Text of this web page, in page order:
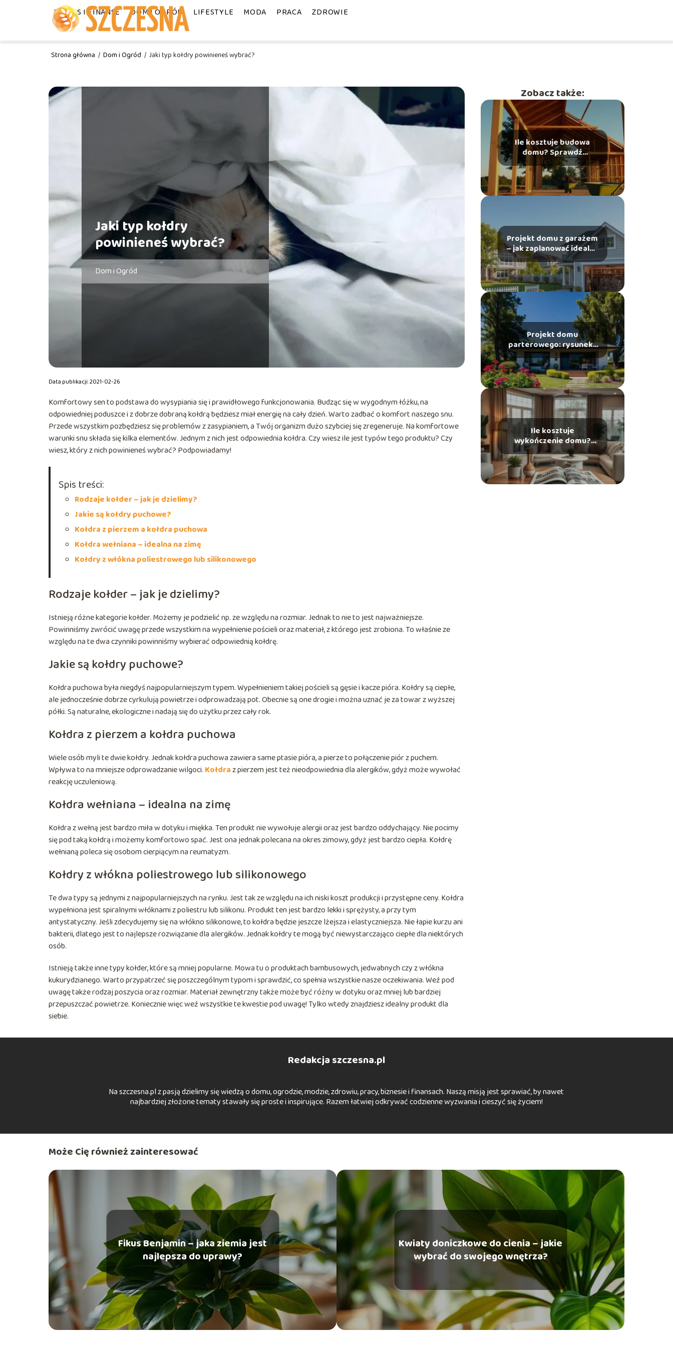
BIZNES I FINANSE DOM I OGRÓD LIFESTYLE MODA PRACA ZDROWIE
Strona główna / Dom i Ogród / Jaki typ kołdry powinieneś wybrać?
Jaki typ kołdry
powinieneś wybrać?
Dom i Ogród
Data publikacji: 2021-02-26
Komfortowy sen to podstawa do wysypiania się i prawidłowego funkcjonowania. Budząc się w wygodnym łóżku, na
odpowiedniej poduszce i z dobrze dobraną kołdrą będziesz miał energię na cały dzień. Warto zadbać o komfort naszego snu.
Przede wszystkim pozbędziesz się problemów z zasypianiem, a Twój organizm dużo szybciej się zregeneruje. Na komfortowe
warunki snu składa się kilka elementów. Jednym z nich jest odpowiednia kołdra. Czy wiesz ile jest typów tego produktu? Czy
wiesz, który z nich powinieneś wybrać? Podpowiadamy!
Spis treści:
Rodzaje kołder – jak je dzielimy?
Jakie są kołdry puchowe?
Kołdra z pierzem a kołdra puchowa
Kołdra wełniana – idealna na zimę
Kołdry z włókna poliestrowego lub silikonowego
Rodzaje kołder – jak je dzielimy?
Istnieją różne kategorie kołder. Możemy je podzielić np. ze względu na rozmiar. Jednak to nie to jest najważniejsze.
Powinniśmy zwrócić uwagę przede wszystkim na wypełnienie pościeli oraz materiał, z którego jest zrobiona. To właśnie ze
względu na te dwa czynniki powinniśmy wybierać odpowiednią kołdrę.
Jakie są kołdry puchowe?
Kołdra puchowa była niegdyś najpopularniejszym typem. Wypełnieniem takiej pościeli są gęsie i kacze pióra. Kołdry są ciepłe,
ale jednocześnie dobrze cyrkulują powietrze i odprowadzają pot. Obecnie są one drogie i można uznać je za towar z wyższej
półki. Są naturalne, ekologiczne i nadają się do użytku przez cały rok.
Kołdra z pierzem a kołdra puchowa
Wiele osób myli te dwie kołdry. Jednak kołdra puchowa zawiera same ptasie pióra, a pierze to połączenie piór z puchem.
Wpływa to na mniejsze odprowadzanie wilgoci. Kołdraz pierzem jest też nieodpowiednia dla alergików, gdyż może wywołać
reakcję uczuleniową.
Kołdra wełniana – idealna na zimę
Kołdra z wełną jest bardzo miła w dotyku i miękka. Ten produkt nie wywołuje alergii oraz jest bardzo oddychający. Nie pocimy
się pod taką kołdrą i możemy komfortowo spać. Jest ona jednak polecana na okres zimowy, gdyż jest bardzo ciepła. Kołdrę
wełnianą poleca się osobom cierpiącym na reumatyzm.
Kołdry z włókna poliestrowego lub silikonowego
Te dwa typy są jednymi z najpopularniejszych na rynku. Jest tak ze względu na ich niski koszt produkcji i przystępne ceny. Kołdra
wypełniona jest spiralnymi włóknami z poliestru lub silikonu. Produkt ten jest bardzo lekki i sprężysty, a przy tym
antystatyczny. Jeśli zdecydujemy się na włókno silikonowe, to kołdra będzie jeszcze lżejsza i elastyczniejsza. Nie łapie kurzu ani
bakterii, dlatego jest to najlepsze rozwiązanie dla alergików. Jednak kołdry te mogą być niewystarczająco ciepłe dla niektórych
osób.
Istnieją także inne typy kołder, które są mniej popularne. Mowa tu o produktach bambusowych, jedwabnych czy z włókna
kukurydzianego. Warto przypatrzeć się poszczególnym typom i sprawdzić, co spełnia wszystkie nasze oczekiwania. Weź pod
uwagę także rodzaj poszycia oraz rozmiar. Materiał zewnętrzny także może być różny w dotyku oraz mniej lub bardziej
przepuszczać powietrze. Koniecznie więc weź wszystkie te kwestie pod uwagę! Tylko wtedy znajdziesz idealny produkt dla
siebie.
Zobacz także:
Ile kosztuje budowa
domu? Sprawdź
aktualne koszty!
Projekt domu z garażem
– jak zaplanować idealną
przestrzeń?
Projekt domu
parterowego: rysunek i
inspiracje do realizacji
Ile kosztuje
wykończenie domu?
Sprawdź aktualne ceny!
Redakcja szczesna.pl
Na szczesna.pl z pasją dzielimy się wiedzą o domu, ogrodzie, modzie, zdrowiu, pracy, biznesie i finansach. Naszą misją jest sprawiać, by nawet
najbardziej złożone tematy stawały się proste i inspirujące. Razem łatwiej odkrywać codzienne wyzwania i cieszyć się życiem!
Może Cię również zainteresować
Fikus Benjamin – jaka ziemia jest
najlepsza do uprawy?
Kwiaty doniczkowe do cienia – jakie
wybrać do swojego wnętrza?